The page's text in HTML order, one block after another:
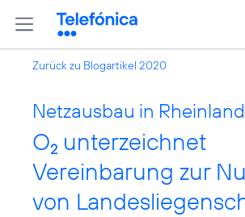
Zurück zu Blogartikel 2020
Netzausbau in
O2 unterzeichnet
Vereinbarung zur
von